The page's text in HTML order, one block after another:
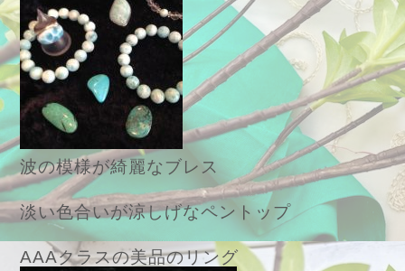
波の模様が綺麗なブレス
淡い色合いが涼しげなペントップ
AAAクラスの美品のリング